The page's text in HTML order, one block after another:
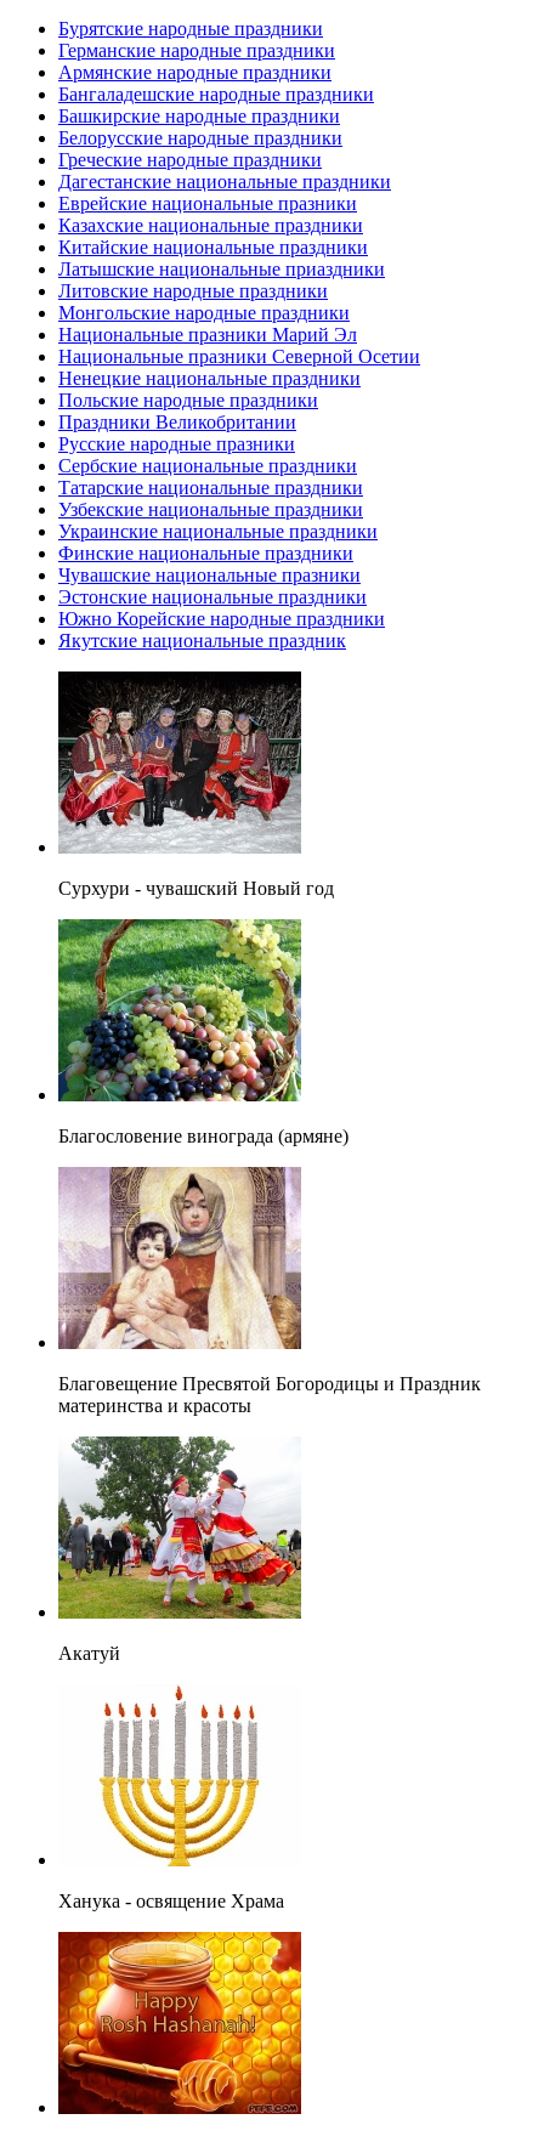
Бурятские народные праздники
Германские народные праздники
Армянские народные праздники
Бангаладешские народные праздники
Башкирские народные праздники
Белорусские народные праздники
Греческие народные праздники
Дагестанские национальные праздники
Еврейские национальные празники
Казахские национальные праздники
Китайские национальные праздники
Латышские национальные приаздники
Литовские народные праздники
Монгольские народные праздники
Национальные празники Марий Эл
Национальные празники Северной Осетии
Ненецкие национальные праздники
Польские народные праздники
Праздники Великобритании
Русские народные празники
Сербские национальные праздники
Татарские национальные праздники
Узбекские национальные праздники
Украинские национальные праздники
Финские национальные праздники
Чувашские национальные празники
Эстонские национальные праздники
Южно Корейские народные праздники
Якутские национальные праздник
Сурхури - чувашский Новый год
Благословение винограда (армяне)
Благовещение Пресвятой Богородицы и Праздник
материнства и красоты
Акатуй
Ханука - освящение Храма